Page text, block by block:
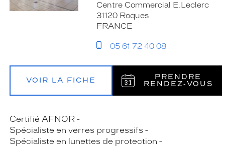
Centre Commercial E.Leclerc
31120 Roques
FRANCE
05 61 72 40 08
VOIR LA FICHE
PRENDRE
RENDEZ‑VOUS
Certifié AFNOR
Spécialiste en verres progressifs
Spécialiste en lunettes de protection